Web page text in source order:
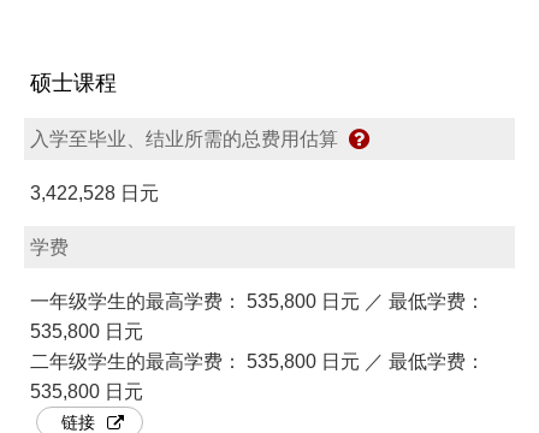
硕士课程
入学至毕业、结业所需的总费用估算
3,422,528 日元
学费
一年级学生的最高学费： 535,800 日元 ／ 最低学费：
535,800 日元
二年级学生的最高学费： 535,800 日元 ／ 最低学费：
535,800 日元
链接